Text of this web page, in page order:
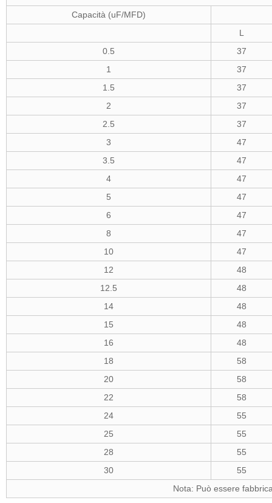
Capacità (uF/MFD)
L
0.5
37
1
37
1.5
37
2
37
2.5
37
3
47
3.5
47
4
47
5
47
6
47
8
47
10
47
12
48
12.5
48
14
48
15
48
16
48
18
58
20
58
22
58
24
55
25
55
28
55
30
55
Nota: Può essere